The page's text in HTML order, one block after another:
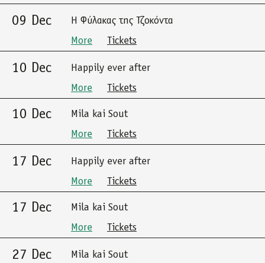
09 Dec
Η Φύλακας της Τζοκόντα
More
Tickets
10 Dec
Happily ever after
More
Tickets
10 Dec
Mila kai Sout
More
Tickets
17 Dec
Happily ever after
More
Tickets
17 Dec
Mila kai Sout
More
Tickets
27 Dec
Mila kai Sout